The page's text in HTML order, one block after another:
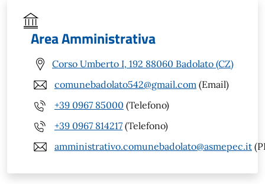
Area Amministrativa
Corso Umberto I, 192 88060 Badolato (CZ)
comunebadolato542@gmail.com (Email)
+39 0967 85000 (Telefono)
+39 0967 814217 (Telefono)
amministrativo.comunebadolato@asmepec.it